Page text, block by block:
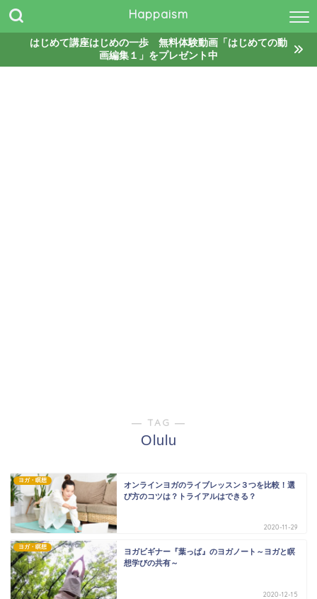
Happaism
はじめて講座はじめの一歩 無料体験動画「はじめての動
画編集１」をプレゼント中
― TAG ―
Olulu
ヨガ・瞑想
オンラインヨガのライブレッスン３つを比較！選
び方のコツは？トライアルはできる？
2020-11-29
ヨガ・瞑想
ヨガビギナー『葉っぱ』のヨガノート～ヨガと瞑
想学びの共有～
2020-12-15